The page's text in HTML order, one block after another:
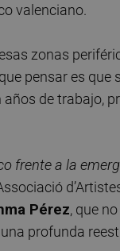
valenciano.
zonas
pensar es que
de trabajo,
frente a la
Pérez, que
profunda